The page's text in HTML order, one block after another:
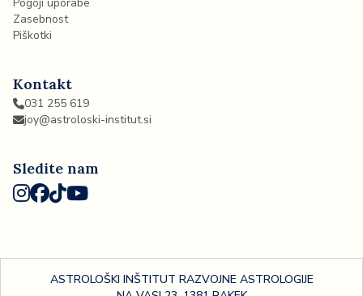
Zasebnost
Piškotki
Kontakt
031 255 619
joy@astroloski-institut.si
Sledite nam
ASTROLOŠKI INŠTITUT RAZVOJNE ASTROLOGIJE